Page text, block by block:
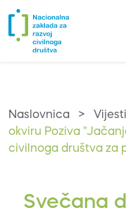
Naslovnica > Vijesti
okviru Poziva
civilnoga društva za
Svečana